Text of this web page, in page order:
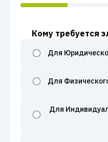
Кому требуется
Для
Для
Для